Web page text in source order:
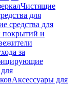
Чистящие
для
средства для
покрытий и
за
Аксессуары для